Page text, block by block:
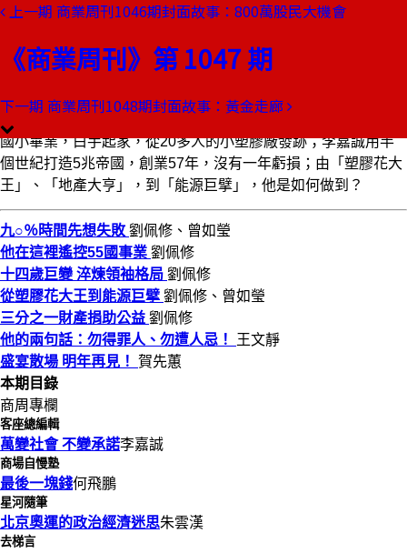
上一期 商業周刊1046期封面故事：800萬股民大機會
《商業周刊》第 1047 期
下一期 商業周刊1048期封面故事：黃金走廊
本期目錄
李嘉誠傳奇
國小畢業，白手起家，從20多人的小塑膠廠發跡；李嘉誠用半
個世紀打造5兆帝國，創業57年，沒有一年虧損；由「塑膠花大
王」、「地產大亨」，到「能源巨擘」，他是如何做到？
九○％時間先想失敗 劉佩修、曾如瑩
他在這裡遙控55國事業 劉佩修
十四歲巨變 淬煉領袖格局 劉佩修
從塑膠花大王到能源巨擘 劉佩修、曾如瑩
三分之一財產捐助公益 劉佩修
他的兩句話：勿得罪人、勿遭人忌！
王文靜
盛宴散場 明年再見！ 賀先蕙
本期目錄
商周專欄
客座總編輯
萬變社會 不變承諾李嘉誠
商場自慢塾
最後一塊錢何飛鵬
星河隨筆
北京奧運的政治經濟迷思朱雲漢
去梯言